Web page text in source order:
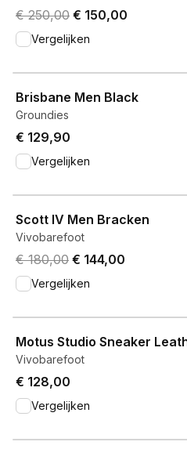
Original price was € 250,00.
€ 250,00 Current price is €
€ 150,00
Vergelijken
Brisbane Men Black
Groundies
€ 129,90
Vergelijken
Scott IV Men Bracken
Vivobarefoot
Original price was € 180,00.
€ 180,00 Current price is €
€ 144,00
Vergelijken
Motus Studio Sneaker
Vivobarefoot
€ 128,00
Vergelijken